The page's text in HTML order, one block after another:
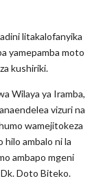
litakalofanyika
yamepamba moto
kushiriki.
Wilaya ya Iramba,
vizuri na
wamejitokeza
hilo ambalo ni la
ambapo mgeni
Doto Biteko.